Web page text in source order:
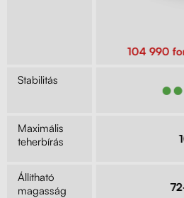
Stabilitás
Maximális
teherbírás
Állítható
magasság
104 990